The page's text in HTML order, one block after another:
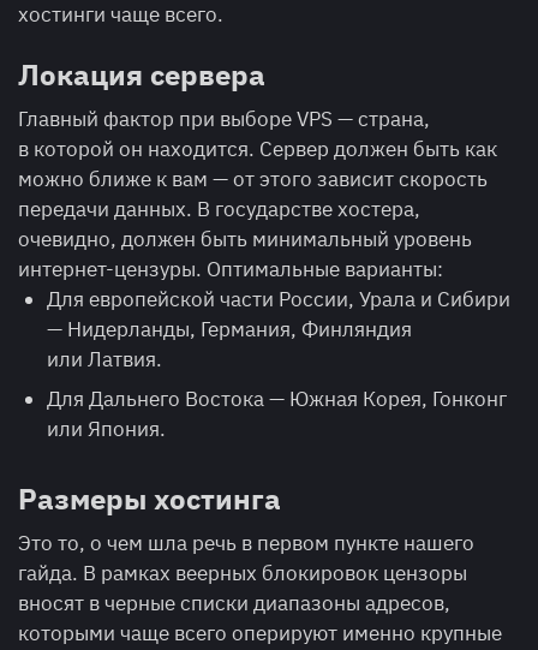
хостинги чаще всего.
Локация сервера
Главный фактор при выборе VPS — страна,
в которой он находится. Сервер должен быть как
можно ближе к вам — от этого зависит скорость
передачи данных. В государстве хостера,
очевидно, должен быть минимальный уровень
интернет-цензуры. Оптимальные варианты:
Для европейской части России, Урала и Сибири
— Нидерланды, Германия, Финляндия
или Латвия.
Для Дальнего Востока — Южная Корея, Гонконг
или Япония.
Размеры хостинга
Это то, о чем шла речь в первом пункте нашего
гайда. В рамках веерных блокировок цензоры
вносят в черные списки диапазоны адресов,
которыми чаще всего оперируют именно крупные